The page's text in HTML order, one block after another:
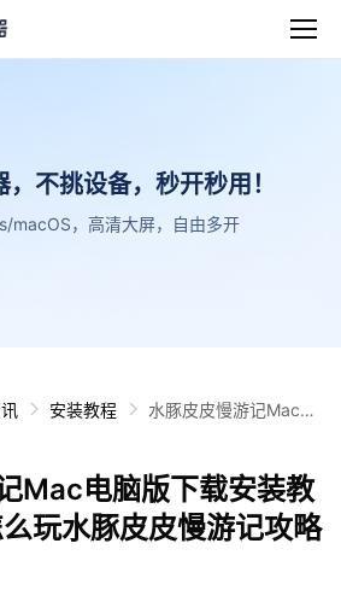
不挑设备，秒开秒用！
macOS，高清大屏，自由多开
安装教程
水豚皮皮慢游记Mac电
游记攻略
Mac电脑版下载安装教
玩水豚皮皮慢游记攻略